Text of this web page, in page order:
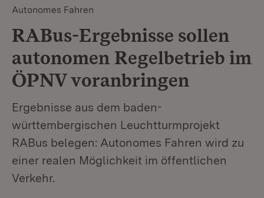
Autonomes Fahren
RABus-Ergebnisse sollen
autonomen Regelbetrieb im
ÖPNV voranbringen
Ergebnisse aus dem baden-
württembergischen Leuchtturmprojekt
RABus belegen: Autonomes Fahren wird zu
einer realen Möglichkeit im öffentlichen
Verkehr.